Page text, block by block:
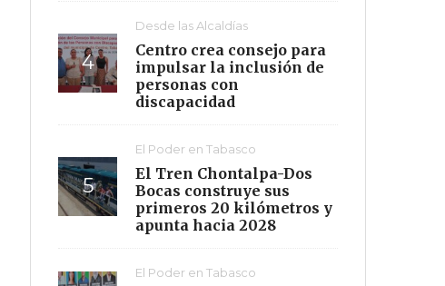
Desde las Alcaldías
Centro crea consejo para
impulsar la inclusión de
personas con
discapacidad
El Poder en Tabasco
El Tren Chontalpa-Dos
Bocas construye sus
primeros 20 kilómetros y
apunta hacia 2028
El Poder en Tabasco